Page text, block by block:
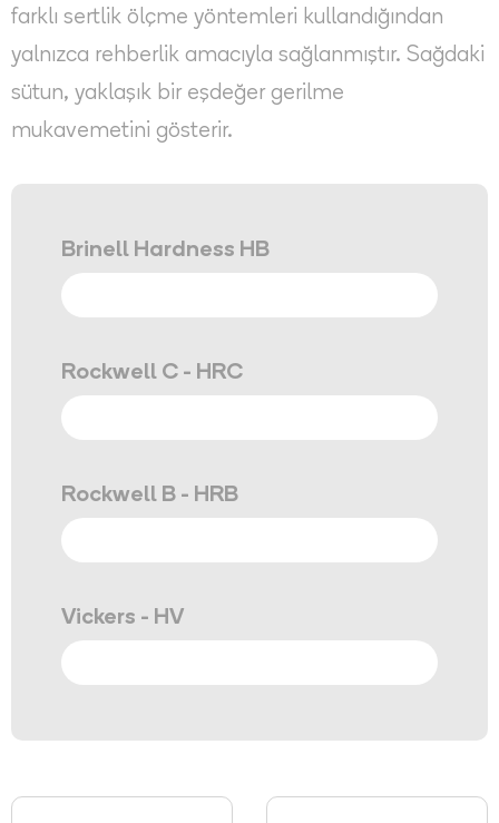
farklı sertlik ölçme yöntemleri kullandığından
yalnızca rehberlik amacıyla sağlanmıştır. Sağdaki
sütun, yaklaşık bir eşdeğer gerilme
mukavemetini gösterir.
Brinell Hardness HB
Rockwell C - HRC
Rockwell B - HRB
Vickers - HV